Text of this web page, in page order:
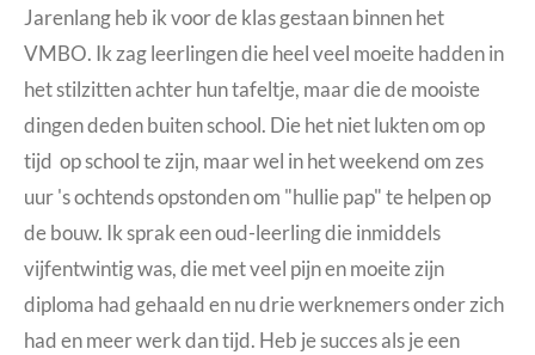
Jarenlang heb ik voor de klas gestaan binnen het
VMBO. Ik zag leerlingen die heel veel moeite hadden in
het stilzitten achter hun tafeltje, maar die de mooiste
dingen deden buiten school. Die het niet lukten om op
tijd op school te zijn, maar wel in het weekend om zes
uur 's ochtends opstonden om "hullie pap" te helpen op
de bouw. Ik sprak een oud-leerling die inmiddels
vijfentwintig was, die met veel pijn en moeite zijn
diploma had gehaald en nu drie werknemers onder zich
had en meer werk dan tijd. Heb je succes als je een